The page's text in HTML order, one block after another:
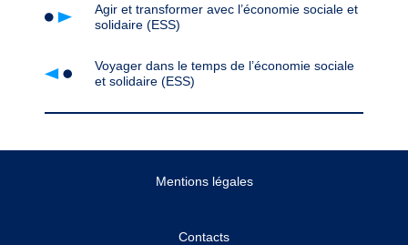
Agir et transformer avec l’économie sociale et
solidaire (ESS)
Voyager dans le temps de l’économie sociale
et solidaire (ESS)
Mentions légales
Contacts